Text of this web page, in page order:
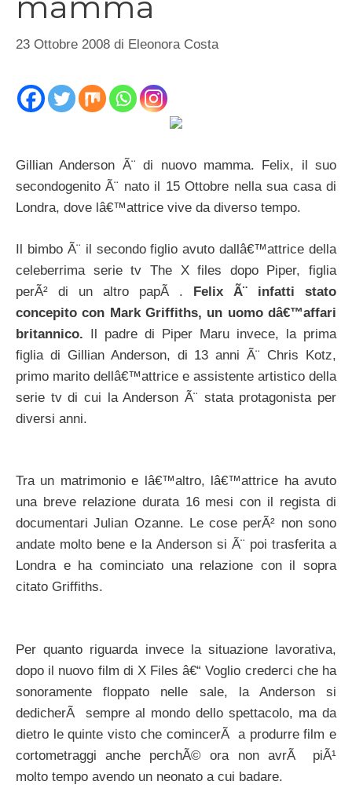
23 Ottobre 2008 di Eleonora Costa
Gillian Anderson Ã¨ di nuovo mamma. Felix, il suo
secondogenito Ã¨ nato il 15 Ottobre nella sua casa di
Londra, dove lâ€™attrice vive da diverso tempo.
Il bimbo Ã¨ il secondo figlio avuto dallâ€™attrice della
celeberrima serie tv The X files dopo Piper, figlia
perÃ² di un altro papÃ . Felix Ã¨ infatti stato
concepito con Mark Griffiths, un uomo dâ€™affari
britannico. Il padre di Piper Maru invece, la prima
figlia di Gillian Anderson, di 13 anni Ã¨ Chris Kotz,
primo marito dellâ€™attrice e assistente artistico della
serie tv di cui la Anderson Ã¨ stata protagonista per
diversi anni.
Tra un matrimonio e lâ€™altro, lâ€™attrice ha avuto
una breve relazione durata 16 mesi con il regista di
documentari Julian Ozanne. Le cose perÃ² non sono
andate molto bene e la Anderson si Ã¨ poi trasferita a
Londra e ha cominciato una relazione con il sopra
citato Griffiths.
Per quanto riguarda invece la situazione lavorativa,
dopo il nuovo film di X Files â€“ Voglio crederci che ha
sonoramente floppato nelle sale, la Anderson si
dedicherÃ sempre al mondo dello spettacolo, ma da
dietro le quinte visto che comincerÃ a produrre film e
cortometraggi anche perchÃ© ora non avrÃ piÃ¹
molto tempo avendo un neonato a cui badare.